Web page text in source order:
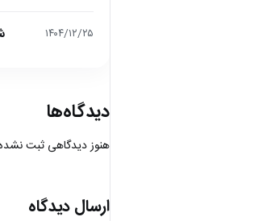
۱۴۰۴/۱۲/۲۵
دیدگاه‌ها
هنوز دیدگاهی ثبت
ارسال دیدگاه